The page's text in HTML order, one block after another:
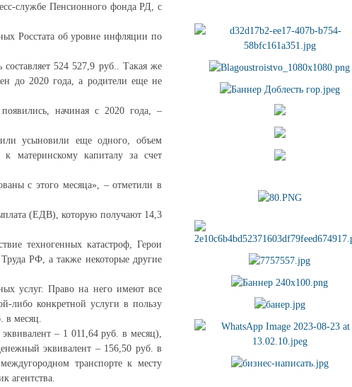
службе Пенсионного фонда РД, с
Росстата об уровне инфляции по
524 527,9 руб.. Такая же
до 2020 года, а родители еще не
начиная с 2020 года, –
усыновили еще одного, объем
материнскому капиталу за счет
с этого месяца», – отметили в
(ЕДВ), которую получают 14,3
техногенных катастроф, Герои
РФ, а также некоторые другие
услуг. Право на него имеют все
либо конкретной услуги в пользу
в месяц.
– 1 011,64 руб. в месяц),
эквивалент – 156,50 руб. в
транспорте к месту
агентства.